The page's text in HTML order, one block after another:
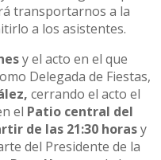
transportarnos a la
a los asistentes.
y el acto en el que
Delegada de Fiestas,
cerrando el acto el
el Patio central del
de las 21:30 horasy
del Presidente de la